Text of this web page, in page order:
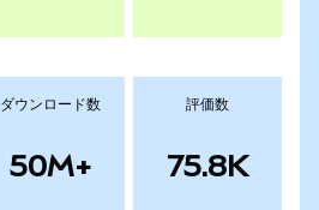
ダウンロード数
50M+
評価数
75.8K